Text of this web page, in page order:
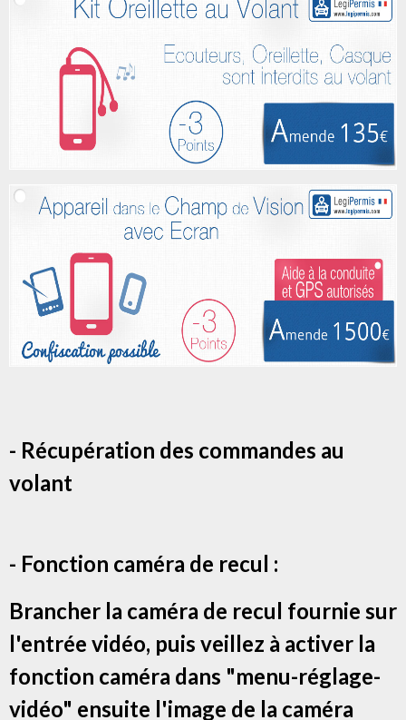
- Récupération des commandes au
volant
- Fonction caméra de recul :
Brancher la caméra de recul fournie sur
l'entrée vidéo, puis veillez à activer la
fonction caméra dans "menu-réglage-
vidéo" ensuite l'image de la caméra